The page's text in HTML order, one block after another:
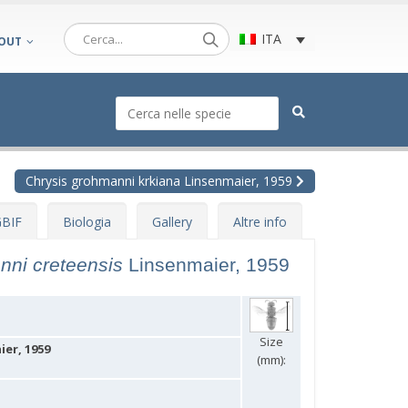
ITA
Chrysis grohmanni krkiana Linsenmaier, 1959
Biologia Gallery Altre info
creteensis Linsenmaier, 1959
Size
(mm):
1959